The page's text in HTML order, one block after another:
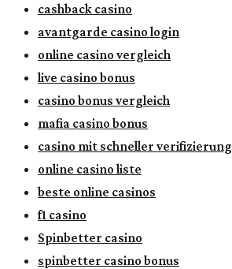
cashback casino
avantgarde casino login
online casino vergleich
live casino bonus
casino bonus vergleich
mafia casino bonus
casino mit schneller verifizierung
online casino liste
beste online casinos
f1 casino
Spinbetter casino
spinbetter casino bonus